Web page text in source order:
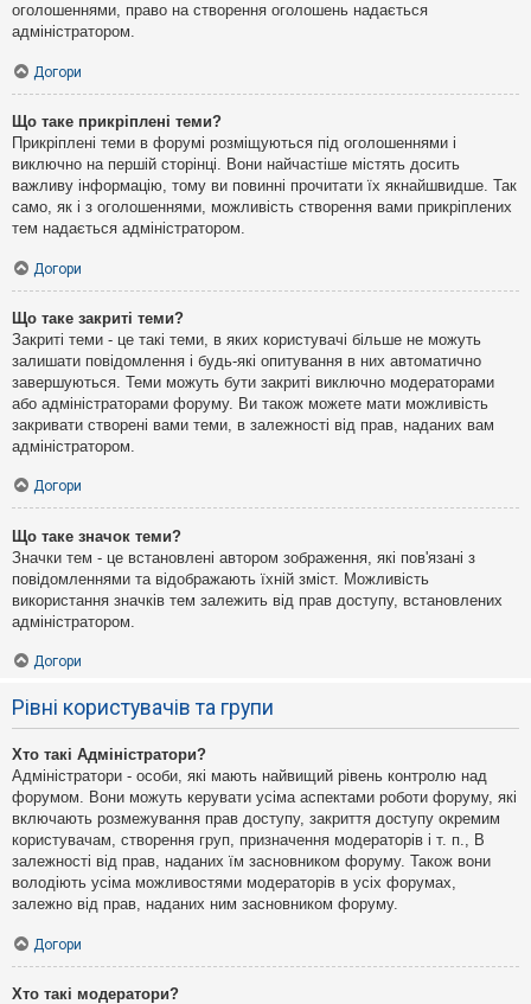
оголошеннями, право на створення оголошень надається
адміністратором.
Догори
Що таке прикріплені теми?
Прикріплені теми в форумі розміщуються під оголошеннями і
виключно на першій сторінці. Вони найчастіше містять досить
важливу інформацію, тому ви повинні прочитати їх якнайшвидше. Так
само, як і з оголошеннями, можливість створення вами прикріплених
тем надається адміністратором.
Догори
Що таке закриті теми?
Закриті теми - це такі теми, в яких користувачі більше не можуть
залишати повідомлення і будь-які опитування в них автоматично
завершуються. Теми можуть бути закриті виключно модераторами
або адміністраторами форуму. Ви також можете мати можливість
закривати створені вами теми, в залежності від прав, наданих вам
адміністратором.
Догори
Що таке значок теми?
Значки тем - це встановлені автором зображення, які пов'язані з
повідомленнями та відображають їхній зміст. Можливість
використання значків тем залежить від прав доступу, встановлених
адміністратором.
Догори
Рівні користувачів та групи
Хто такі Адміністратори?
Адміністратори - особи, які мають найвищий рівень контролю над
форумом. Вони можуть керувати усіма аспектами роботи форуму, які
включають розмежування прав доступу, закриття доступу окремим
користувачам, створення груп, призначення модераторів і т. п., В
залежності від прав, наданих їм засновником форуму. Також вони
володіють усіма можливостями модераторів в усіх форумах,
залежно від прав, наданих ним засновником форуму.
Догори
Хто такі модератори?